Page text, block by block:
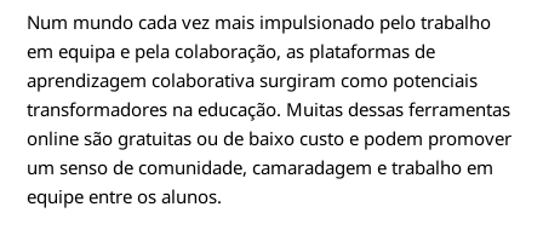
Num mundo cada vez mais impulsionado pelo trabalho
em equipa e pela colaboração, as plataformas de
aprendizagem colaborativa surgiram como potenciais
transformadores na educação. Muitas dessas ferramentas
online são gratuitas ou de baixo custo e podem promover
um senso de comunidade, camaradagem e trabalho em
equipe entre os alunos.